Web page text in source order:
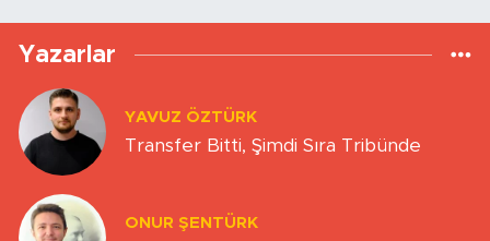
Yazarlar
YAVUZ ÖZTÜRK
Transfer Bitti, Şimdi Sıra Tribünde
ONUR ŞENTÜRK